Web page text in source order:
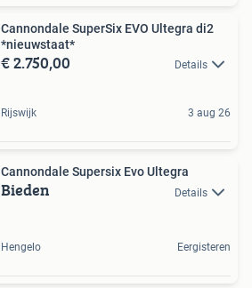
Cannondale SuperSix EVO Ultegra di2
*nieuwstaat*
€ 2.750,00 Details
Rijswijk 3 aug 26
Cannondale Supersix Evo Ultegra
Bieden Details
Hengelo Eergisteren